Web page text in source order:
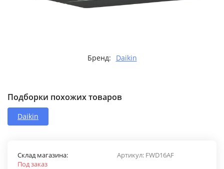
Бренд: Daikin
Подборки похожих товаров
Daikin
Артикул: FWD16AF
Склад магазина:
Под заказ